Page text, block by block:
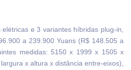
e 3 variantes híbridas plug-in,
a 239.900 Yuans (R$ 148.505 a
medidas: 5150 x 1999 x 1505 x
x altura x distância entre-eixos),